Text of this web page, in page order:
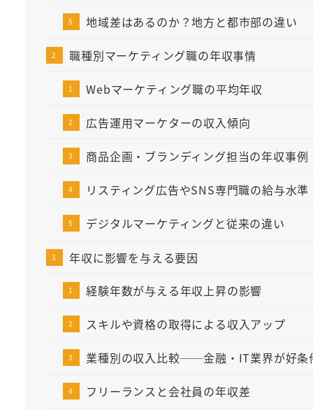
地域差はあるのか？地方と都市部の違い
職種別マーケティング職の年収事情
Webマーケティング職の平均年収
広告運用マーケターの収入傾向
商品企画・ブランディング担当の年収事例
リスティング広告やSNS専門職の給与水準
デジタルマーケティングと従来の違い
年収に影響を与える要因
経験年数が与える年収上昇の影響
スキルや資格の取得による収入アップ
業種別の収入比較──金融・IT業界が好条
フリーランスと会社員の年収差